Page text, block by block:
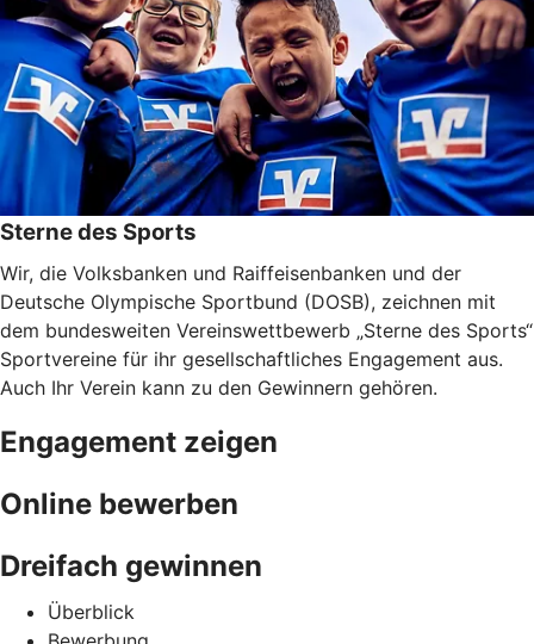
Sterne des Sports
Wir, die Volksbanken und Raiffeisenbanken und der
Deutsche Olympische Sportbund (DOSB), zeichnen mit
dem bundesweiten Vereinswettbewerb „Sterne des Sports“
Sportvereine für ihr gesellschaftliches Engagement aus.
Auch Ihr Verein kann zu den Gewinnern gehören.
Engagement zeigen
Online bewerben
Dreifach gewinnen
Überblick